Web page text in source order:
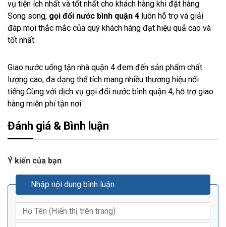
vụ tiện ích nhất và tốt nhất cho khách hàng khi đặt hàng.
Song song, gọi đổi nước bình quận 4 luôn hỗ trợ và giải
đáp mọi thắc mắc của quý khách hàng đạt hiệu quả cao và
tốt nhất.
Giao nước uống tận nhà quận 4 đem đến sản phẩm chất
lượng cao, đa dạng thể tích mang nhiều thương hiệu nổi
tiếng.Cùng với dịch vụ gọi đổi nước bình quận 4, hỗ trợ giao
hàng miễn phí tận nơi
Đánh giá & Bình luận
Ý kiến của bạn
Nhập nội dung bình luận